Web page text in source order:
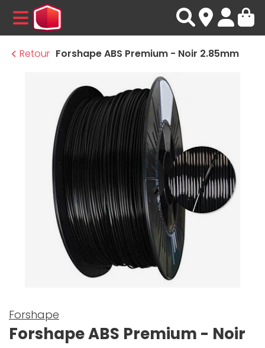
MENU
Retour Forshape ABS Premium - Noir 2.85mm
Forshape
Forshape ABS Premium - Noir